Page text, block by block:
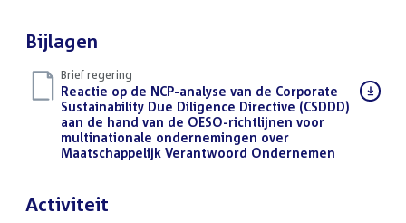
Bijlagen
Brief regering
Download
bestand:
Reactie op de NCP-analyse van de Corporate
Sustainability Due Diligence Directive (CSDDD)
aan de hand van de OESO-richtlijnen voor
multinationale ondernemingen over
Maatschappelijk Verantwoord Ondernemen
Activiteit